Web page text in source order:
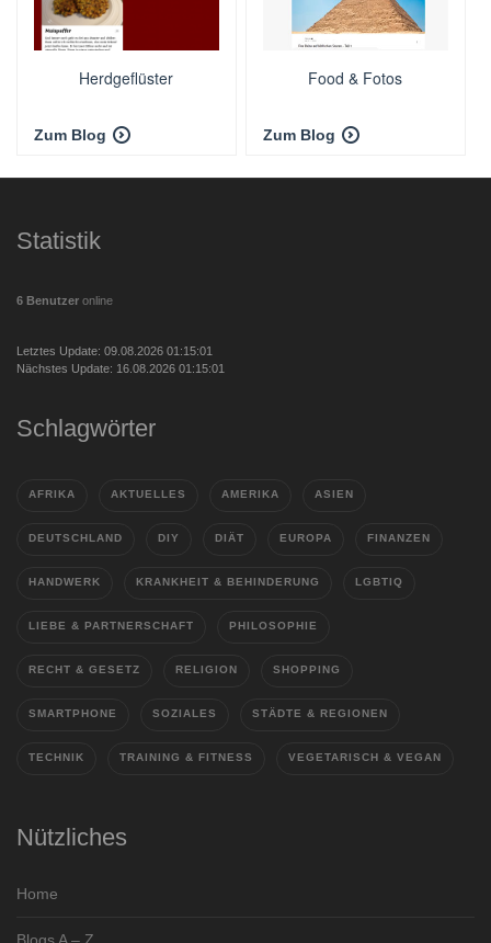
Herdgeflüster
Zum Blog
Food & Fotos
Zum Blog
Statistik
6 Benutzer online
Letztes Update: 09.08.2026 01:15:01
Nächstes Update: 16.08.2026 01:15:01
Schlagwörter
AFRIKA AKTUELLES AMERIKA ASIEN
DEUTSCHLAND DIY DIÄT EUROPA FINANZEN
HANDWERK KRANKHEIT & BEHINDERUNG LGBTIQ
LIEBE & PARTNERSCHAFT PHILOSOPHIE
RECHT & GESETZ RELIGION SHOPPING
SMARTPHONE SOZIALES STÄDTE & REGIONEN
TECHNIK TRAINING & FITNESS VEGETARISCH & VEGAN
Nützliches
Home